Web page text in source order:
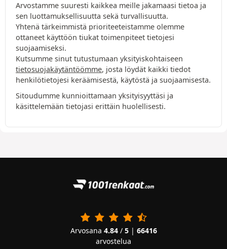
Arvostamme suuresti kaikkea meille jakamaasi tietoa ja
sen luottamuksellisuutta sekä turvallisuutta.
Yhtenä tärkeimmistä prioriteeteistamme olemme
ottaneet käyttöön tiukat toimenpiteet tietojesi
suojaamiseksi.
Kutsumme sinut tutustumaan yksityiskohtaiseen
tietosuojakäytäntöömme, josta löydät kaikki tiedot
henkilötietojesi keräämisestä, käytöstä ja suojaamisesta.
Sitoudumme kunnioittamaan yksityisyyttäsi ja
käsittelemään tietojasi erittäin huolellisesti.
Arvosana 4.84/ 5| 66416
arvostelua